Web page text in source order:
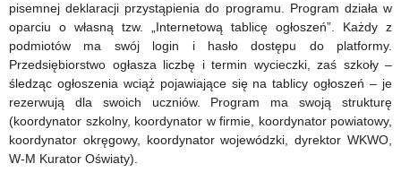
pisemnej deklaracji przystąpienia do programu. Program działa w
oparciu o własną tzw. „Internetową tablicę ogłoszeń”. Każdy z
podmiotów ma swój login i hasło dostępu do platformy.
Przedsiębiorstwo ogłasza liczbę i termin wycieczki, zaś szkoły –
śledząc ogłoszenia wciąż pojawiające się na tablicy ogłoszeń – je
rezerwują dla swoich uczniów. Program ma swoją strukturę
(koordynator szkolny, koordynator w firmie, koordynator powiatowy,
koordynator okręgowy, koordynator wojewódzki, dyrektor WKWO,
W-M Kurator Oświaty).